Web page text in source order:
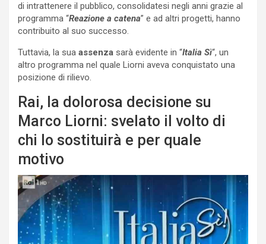
di intrattenere il pubblico, consolidatesi negli anni grazie al
programma “Reazione a catena” e ad altri progetti, hanno
contribuito al suo successo.
Tuttavia, la sua assenza sarà evidente in “Italia Sì“, un
altro programma nel quale Liorni aveva conquistato una
posizione di rilievo.
Rai, la dolorosa decisione su
Marco Liorni: svelato il volto di
chi lo sostituirà e per quale
motivo